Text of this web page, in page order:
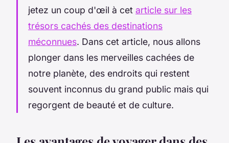
jetez un coup d'œil à cet article sur les
trésors cachés des destinations
méconnues. Dans cet article, nous allons
plonger dans les merveilles cachées de
notre planète, des endroits qui restent
souvent inconnus du grand public mais qui
regorgent de beauté et de culture.